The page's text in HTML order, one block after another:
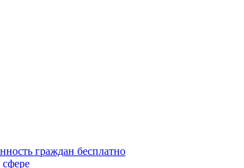
граждан бесплатно